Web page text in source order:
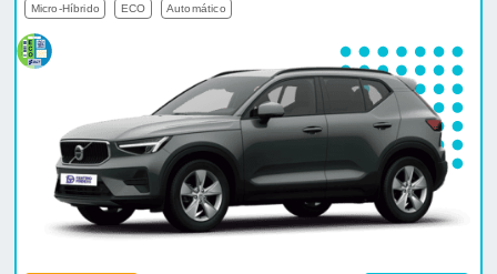
Micro-Híbrido ECO Automático